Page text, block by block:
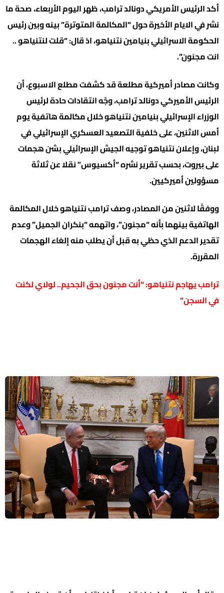
أكد الرئيس الأمريكي دونالد ترامب، ظهر اليوم الأربعاء، صحة ما
نشر في الايام الأخيرة حول “المكالمة المتوترة” بينه وبين رئيس
الحكومة الاسرائيلي بنيامين نتنياهو، اذ قال: “قلت لنتنياهو ..
انت مجنون”.
وكانت مصادر أميركية مطلعة قد كشفت مطلع الاسبوع، أن
الرئيس الأميركي دونالد ترامب، وجّه انتقادات حادة لرئيس
الوزراء الإسرائيلي بنيامين نتنياهو خلال مكالمة هاتفية يوم
أمس الاثنين، على خلفية التصعيد العسكري الإسرائيلي في
لبنان، وإعلان نتنياهو توجيه الجيش الإسرائيلي بشن هجمات
على بيروت، بحسب تقرير نشره “أكسيوس” نقلا عن ثلاثة
مسؤولين أميركيين.
ووفقًا لاثنين من المصادر، وصف ترامب نتنياهو خلال المكالمة
الهاتفية بينهما بأنه “مجنون”، واتهمه “بنكران الجميل” وعدم
تقدير الدعم الذي حظي به قبل أن يطلب منه إلغاء الهجمات
المقررة.
ترامب يهاجم نتنياهو: “أنت مجنون بحق الجحيم.. لولاي لكنت
في السجن”